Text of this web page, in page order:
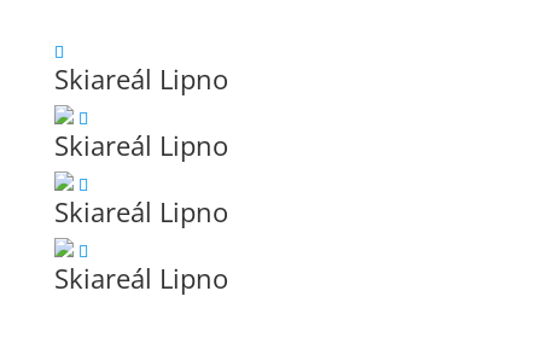
Skiareál Lipno
Skiareál Lipno
Skiareál Lipno
Skiareál Lipno